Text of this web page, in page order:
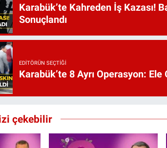
Karabük’te Kahreden İş Kazası!
Sonuçlandı
EDITÖRÜN SEÇTIĞI
Karabük’te 8 Ayrı Operasyon: Ele
çekebilir